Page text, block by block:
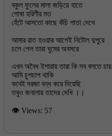
বকুল ফুলের মালা জড়িয়ে হাতে
পোষা হরিণীর মত
হেঁটে আসতো কাছে কঁচি পাতা দেখে
আমার রাত হওয়ার আগেই নিটোল দুপুরে
চলে গেল তারা ঘুমের অবসরে
এখন অবৈধ ইশারায় তারা কি সব বলতে চায়
আমি চুপচাপ থাকি
কবেই দরজা বন্ধ করে দিয়েছি
👁 Views: 57